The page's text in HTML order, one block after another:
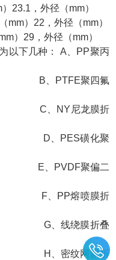
23.1，外径（mm）
mm）22，外径（mm）
）29，外径（mm）
以下几种： A、PP聚丙
聚四氟
膜折
化聚
聚偏二
膜折
折叠
膜折